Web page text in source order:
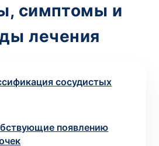
симптомы и
лечения
сосудистых
появлению